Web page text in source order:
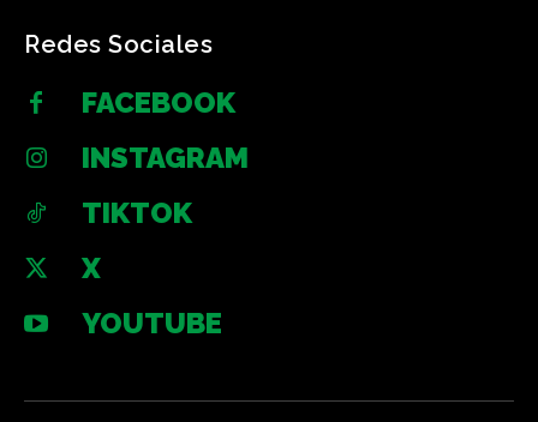
Redes Sociales
FACEBOOK
INSTAGRAM
TIKTOK
X
YOUTUBE